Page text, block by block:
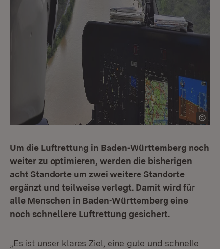
Um die Luftrettung in Baden-Württemberg noch
weiter zu optimieren, werden die bisherigen
acht Standorte um zwei weitere Standorte
ergänzt und teilweise verlegt. Damit wird für
alle Menschen in Baden-Württemberg eine
noch schnellere Luftrettung gesichert.
„Es ist unser klares Ziel, eine gute und schnelle